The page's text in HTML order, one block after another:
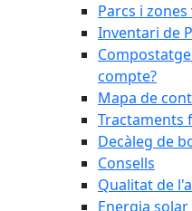
Parcs i
Inventari de
compte?
Mapa de
Tractaments
Decàleg de
Consells
Qualitat de
Energia